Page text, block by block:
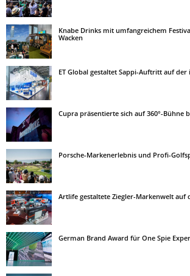
Knabe Drinks mit umfangreichem
Wacken
ET Global gestaltet Sappi-Auftritt auf der
Cupra präsentierte sich auf 360°-Bühne
Porsche-Markenerlebnis und Profi-
Artlife gestaltete Ziegler-Markenwelt auf
German Brand Award für One Spie